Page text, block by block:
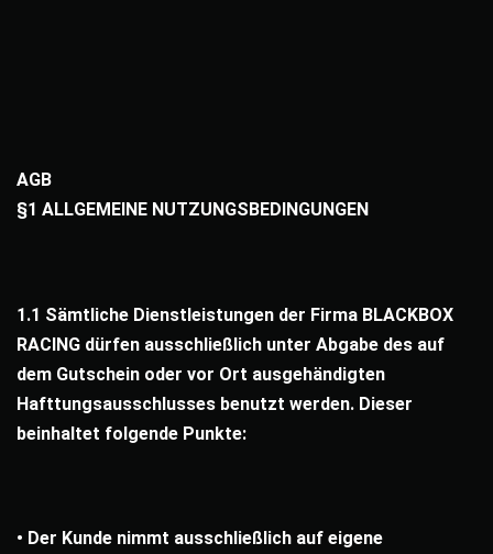
AGB
§1 ALLGEMEINE NUTZUNGSBEDINGUNGEN
1.1 Sämtliche Dienstleistungen der Firma BLACKBOX
RACING dürfen ausschließlich unter Abgabe des auf
dem Gutschein oder vor Ort ausgehändigten
Hafttungsausschlusses benutzt werden. Dieser
beinhaltet folgende Punkte:
• Der Kunde nimmt ausschließlich auf eigene